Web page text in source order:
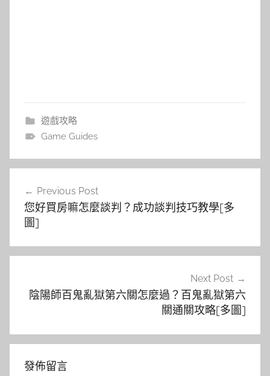
遊戲攻略
Game Guides
章
覽
Previous Post
您好買房嘛怎麼談判？成功談判技巧教學[多
圖]
Next Post
陰陽師百鬼亂獄第六關怎麼過？百鬼亂獄第六
關通關攻略[多圖]
發佈留言